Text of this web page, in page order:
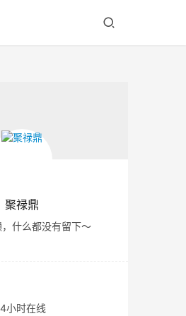
聚禄鼎
什么都没有留下～
小时在线